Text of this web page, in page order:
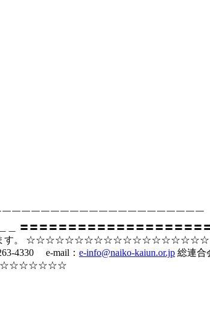
￣￣￣￣￣￣￣￣￣￣￣￣￣￣￣￣￣
〓〓〓〓〓〓〓〓〓〓〓〓〓〓〓〓〓〓〓
せいたします。
4330 e-mail： e-info@naiko-kaiun.or.jp 総連合